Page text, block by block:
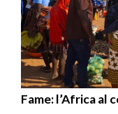
Fame: l’Africa al